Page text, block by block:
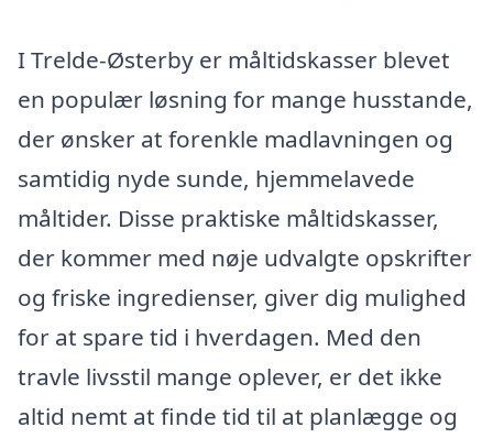
I Trelde-Østerby er måltidskasser blevet
en populær løsning for mange husstande,
der ønsker at forenkle madlavningen og
samtidig nyde sunde, hjemmelavede
måltider. Disse praktiske måltidskasser,
der kommer med nøje udvalgte opskrifter
og friske ingredienser, giver dig mulighed
for at spare tid i hverdagen. Med den
travle livsstil mange oplever, er det ikke
altid nemt at finde tid til at planlægge og